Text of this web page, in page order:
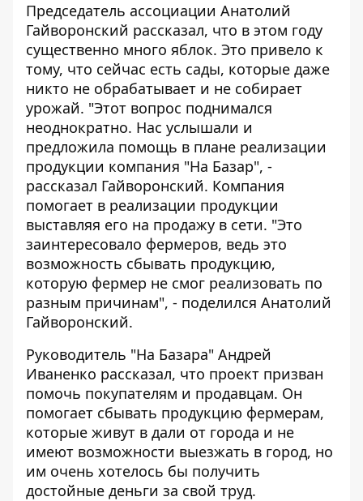
Председатель ассоциации Анатолий
Гайворонский рассказал, что в этом году
существенно много яблок. Это привело к
тому, что сейчас есть сады, которые даже
никто не обрабатывает и не собирает
урожай. "Этот вопрос поднимался
неоднократно. Нас услышали и
предложила помощь в плане реализации
продукции компания "На Базар", -
рассказал Гайворонский. Компания
помогает в реализации продукции
выставляя его на продажу в сети. "Это
заинтересовало фермеров, ведь это
возможность сбывать продукцию,
которую фермер не смог реализовать по
разным причинам", - поделился Анатолий
Гайворонский.
Руководитель "На Базара" Андрей
Иваненко рассказал, что проект призван
помочь покупателям и продавцам. Он
помогает сбывать продукцию фермерам,
которые живут в дали от города и не
имеют возможности выезжать в город, но
им очень хотелось бы получить
достойные деньги за свой труд.